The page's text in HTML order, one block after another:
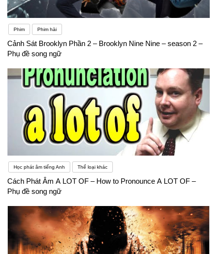
Phim Phim hài
Cảnh Sát Brooklyn Phần 2 – Brooklyn Nine Nine – season 2 –
Phụ đề song ngữ
Học phát âm tiếng Anh Thể loại khác
Cách Phát Âm A LOT OF – How to Pronounce A LOT OF –
Phụ đề song ngữ